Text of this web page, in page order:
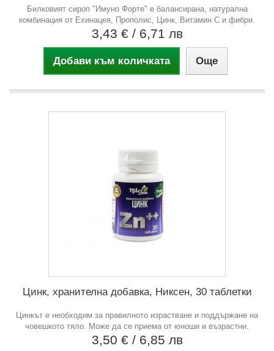
Билковият сироп "Имуно Форте" е балансирана, натурална
комбинация от Ехинацея, Прополис, Цинк, Витамин С и фибри.
3,43 € / 6,71 лв
Добави към количката Още
Цинк, хранителна добавка, Никсен, 30 таблетки
Цинкът е необходим за правилното израстване и поддържане на
човешкото тяло. Може да се приема от юноши и възрастни.
3,50 € / 6,85 лв